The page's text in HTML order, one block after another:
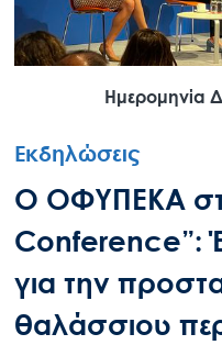
Ημερομηνία
Εκδηλώσεις
Ο ΟΦΥΠΕΚΑ
Conference”:
για την
θαλάσσιου